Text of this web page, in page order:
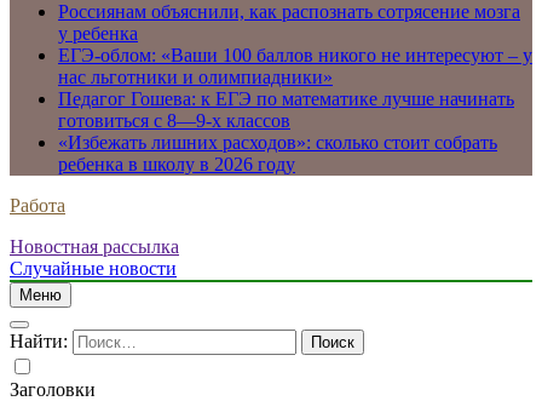
Россиянам объяснили, как распознать сотрясение мозга
у ребенка
ЕГЭ-облом: «Ваши 100 баллов никого не интересуют – у
нас льготники и олимпиадники»
Педагог Гошева: к ЕГЭ по математике лучше начинать
готовиться с 8—9-х классов
«Избежать лишних расходов»: сколько стоит собрать
ребенка в школу в 2026 году
Работа
Новостная рассылка
Случайные новости
Меню
Найти:
Заголовки